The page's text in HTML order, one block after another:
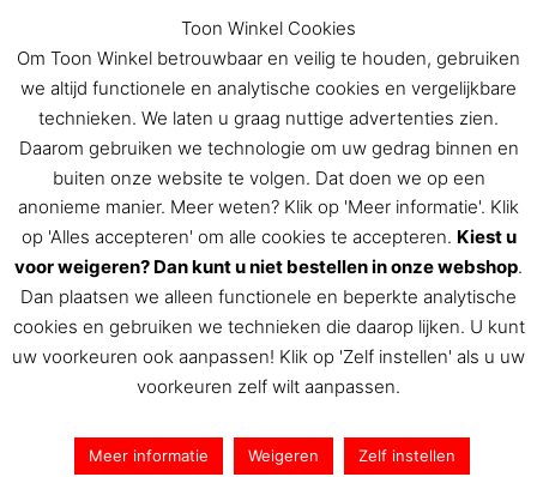
inhoud
De Toon Hermans winkel
Contact
6131 JL Sittard
Nederland
+31 (0)6-41491000
Toon Winkel Cookies
Om Toon Winkel betrouwbaar en veilig te houden, gebruiken
we altijd functionele en analytische cookies en vergelijkbare
technieken. We laten u graag nuttige advertenties zien.
Daarom gebruiken we technologie om uw gedrag binnen en
buiten onze website te volgen. Dat doen we op een
anonieme manier. Meer weten? Klik op 'Meer informatie'. Klik
op 'Alles accepteren' om alle cookies te accepteren. Kiest u
voor weigeren? Dan kunt u niet bestellen in onze webshop.
Dan plaatsen we alleen functionele en beperkte analytische
cookies en gebruiken we technieken die daarop lijken. U kunt
uw voorkeuren ook aanpassen! Klik op 'Zelf instellen' als u uw
voorkeuren zelf wilt aanpassen.
Meer informatie Weigeren Zelf instellen